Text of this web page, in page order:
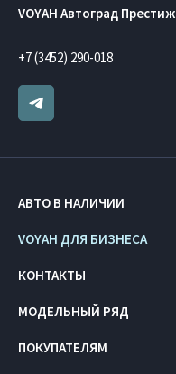
VOYAH Автоград Престиж
+7 (3452) 290-018
АВТО В НАЛИЧИИ
VOYAH ДЛЯ БИЗНЕСА
КОНТАКТЫ
МОДЕЛЬНЫЙ РЯД
ПОКУПАТЕЛЯМ